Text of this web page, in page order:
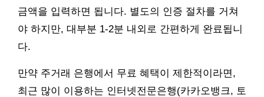
금액을 입력하면 됩니다. 별도의 인증 절차를 거쳐
야 하지만, 대부분 1-2분 내외로 간편하게 완료됩니
다.
만약 주거래 은행에서 무료 혜택이 제한적이라면,
최근 많이 이용하는 인터넷전문은행(카카오뱅크, 토